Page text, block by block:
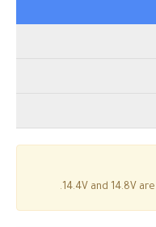
14.4V and 14.8V